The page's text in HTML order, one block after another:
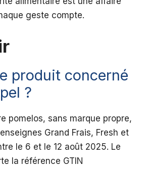
geste compte.
produit concerné
?
pomelos, sans marque propre,
Grand Frais, Fresh et
le 6 et le 12 août 2025. Le
la référence GTIN